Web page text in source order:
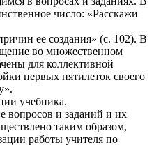
число: «Расскажи
ее создания» (с. 102). В
во множественном
для коллективной
первых пятилеток своего
учебника.
вопросов и заданий и их
таким образом,
работы учителя по